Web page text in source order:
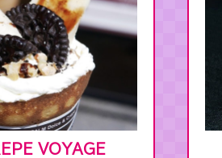
VOYAGE